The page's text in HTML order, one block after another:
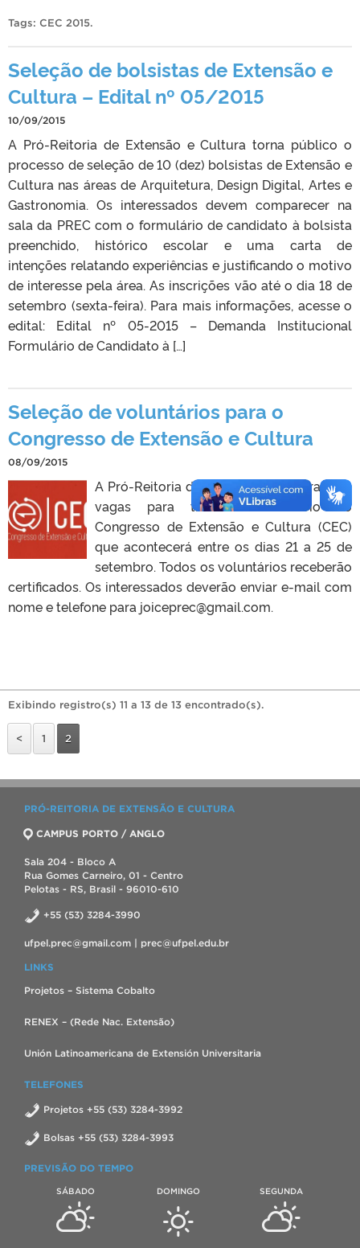
Tags: CEC 2015.
Seleção de bolsistas de Extensão e
Cultura – Edital nº 05/2015
10/09/2015
A Pró-Reitoria de Extensão e Cultura torna público o
processo de seleção de 10 (dez) bolsistas de Extensão e
Cultura nas áreas de Arquitetura, Design Digital, Artes e
Gastronomia. Os interessados devem comparecer na
sala da PREC com o formulário de candidato à bolsista
preenchido, histórico escolar e uma carta de
intenções relatando experiências e justificando o motivo
de interesse pela área. As inscrições vão até o dia 18 de
setembro (sexta-feira). Para mais informações, acesse o
edital: Edital nº 05-2015 – Demanda Institucional
Formulário de Candidato à […]
Seleção de voluntários para o
Congresso de Extensão e Cultura
08/09/2015
A Pró-Reitoria de Extensão e Cultura abre
vagas para trabalho voluntário no
Congresso de Extensão e Cultura (CEC)
que acontecerá entre os dias 21 a 25 de
setembro. Todos os voluntários receberão
certificados. Os interessados deverão enviar e-mail com
nome e telefone para joiceprec@gmail.com.
Exibindo registro(s) 11 a 13 de 13 encontrado(s).
< 1 2
PRÓ-REITORIA DE EXTENSÃO E CULTURA
CAMPUS PORTO / ANGLO
Sala 204 - Bloco A
Rua Gomes Carneiro, 01 - Centro
Pelotas - RS, Brasil - 96010-610
+55 (53) 3284-3990
ufpel.prec@gmail.com | prec@ufpel.edu.br
LINKS
Projetos – Sistema Cobalto
RENEX – (Rede Nac. Extensão)
Unión Latinoamericana de Extensión Universitaria
TELEFONES
Projetos +55 (53) 3284-3992
Bolsas +55 (53) 3284-3993
PREVISÃO DO TEMPO
SÁBADO DOMINGO SEGUNDA